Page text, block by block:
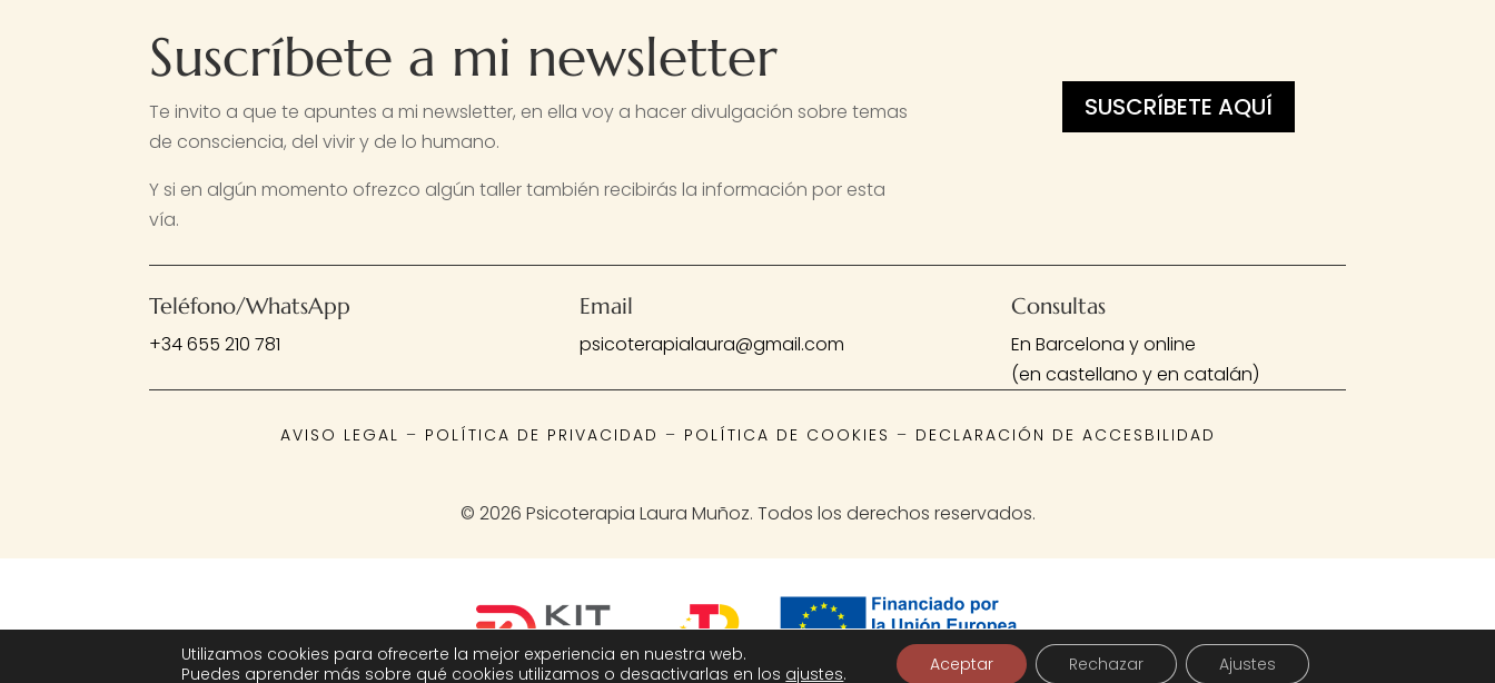
Suscríbete a mi newsletter
Te invito a que te apuntes a mi newsletter, en ella voy a hacer divulgación sobre temas
de consciencia, del vivir y de lo humano.
Y si en algún momento ofrezco algún taller también recibirás la información por esta
vía.
SUSCRÍBETE AQUÍ
Teléfono/WhatsApp
+34 655 210 781
Email
psicoterapialaura@gmail.com
Consultas
En Barcelona y online
(en castellano y en catalán)
AVISO LEGAL – POLÍTICA DE PRIVACIDAD – POLÍTICA DE COOKIES – DECLARACIÓN DE ACCESBILIDAD
© 2026 Psicoterapia Laura Muñoz. Todos los derechos reservados.
Utilizamos cookies para ofrecerte la mejor experiencia en nuestra web.
Puedes aprender más sobre qué cookies utilizamos o desactivarlas en los ajustes. Aceptar Rechazar Ajustes